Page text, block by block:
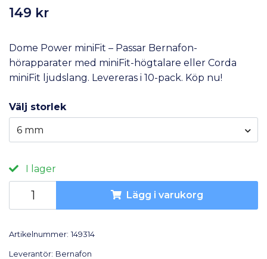
149 kr
Dome Power miniFit – Passar Bernafon-
hörapparater med miniFit-högtalare eller Corda
miniFit ljudslang. Levereras i 10-pack. Köp nu!
Välj storlek
6 mm
I lager
Lägg i varukorg
Artikelnummer: 149314
Leverantör: Bernafon